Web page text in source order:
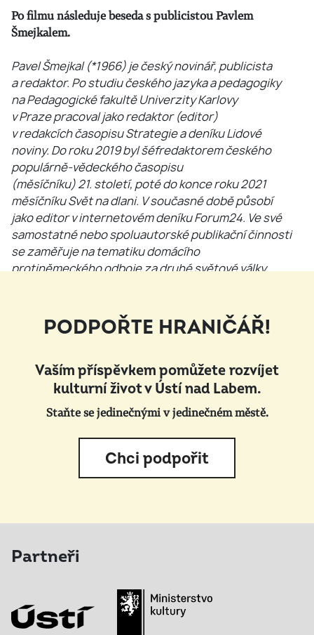
Po filmu následuje beseda s publicistou Pavlem
Šmejkalem.
Pavel Šmejkal (*1966) je český novinář, publicista
a redaktor. Po studiu českého jazyka a pedagogiky
na Pedagogické fakultě Univerzity Karlovy
v Praze pracoval jako redaktor (editor)
v redakcích časopisu Strategie a deníku Lidové
noviny. Do roku 2019 byl šéfredaktorem českého
populárně-vědeckého časopisu
(měsíčníku) 21. století, poté do konce roku 2021
měsíčníku Svět na dlani. V současné době působí
jako editor v internetovém deníku Forum24. Ve své
samostatné nebo spoluautorské publikační činnosti
se zaměřuje na tematiku domácího
protiněmeckého odboje za druhé světové války.
PODPOŘTE HRANIČÁŘ!
Vaším příspěvkem pomůžete rozvíjet
kulturní život v Ústí nad Labem.
Staňte se jedinečnými v jedinečném městě.
Chci podpořit
Partneři